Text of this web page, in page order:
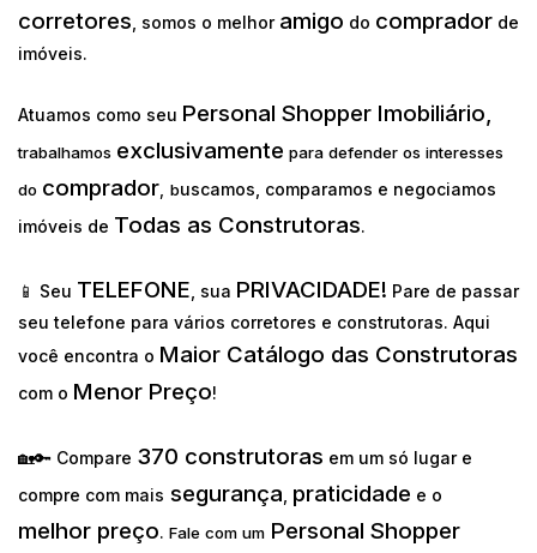
corretores , somos o melhor amigo do comprador de
imóveis.
Atuamos como seu Personal Shopper Imobiliário,
trabalhamos exclusivamente para defender os interesses
do comprador, buscamos, comparamos e negociamos
imóveis de Todas as Construtoras.
📱 Seu TELEFONE , sua PRIVACIDADE! Pare de passar
seu telefone para vários corretores e construtoras. Aqui
você encontra o Maior Catálogo das Construtoras
com o Menor Preço!
🏡🔑 Compare 370 construtoras em um só lugar e
compre com mais segurança praticidade e o
melhor preço. Fale com um Personal Shopper